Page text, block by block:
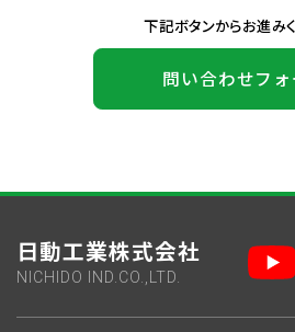
下記ボタンからお進み
問い合わせフ
日動工業株式会社
NICHIDO IND.CO.,LTD.